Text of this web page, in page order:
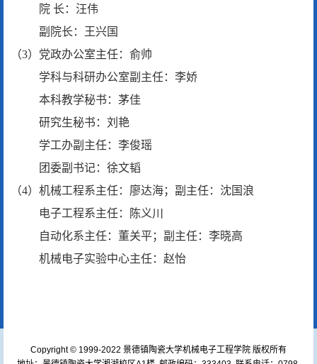
院 长：汪伟
副院长：王兴国
（3）党政办公室主任：俞帅
学科与科研办公室副主任：李娇
本科教学秘书：茅佳
研究生秘书：刘艳
学工办副主任：李俊瑶
团委副书记：徐文韬
（4）机械工程系主任：廖达海；副主任：沈国浪
电子工程系主任：陈义川
自动化系主任：董关平；副主任：李晓高
机械电子实验中心主任：赵怡
Copyright © 1999-2022 景德镇陶瓷大学机械电子工程学院 版权所有